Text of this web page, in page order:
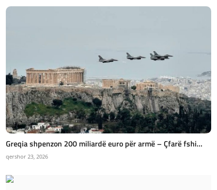
Greqia shpenzon 200 miliardë euro për armë – Çfarë fshi...
qershor 23, 2026